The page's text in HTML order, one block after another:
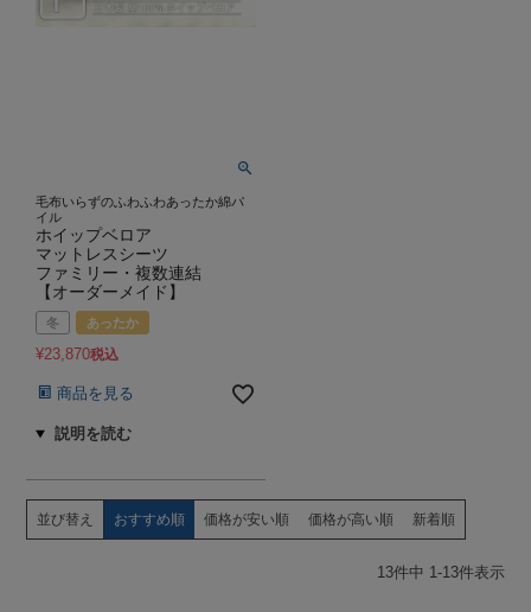
毛布いらずのふわふわあったか綿パ
イル
ホイップベロア
マットレスシーツ
ファミリー・複数連結
【オーダーメイド】
冬 あったか
¥23,870税込
商品を見る
並び替え おすすめ順 価格が安い順 価格が高い順 新着順
13件中 1 -13件表示